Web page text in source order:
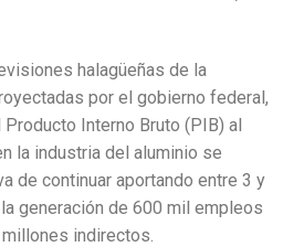
halagüeñas de la
por el gobierno federal,
Interno Bruto (PIB) al
la industria del aluminio se
de continuar aportando entre 3 y
generación de 600 mil empleos
indirectos.